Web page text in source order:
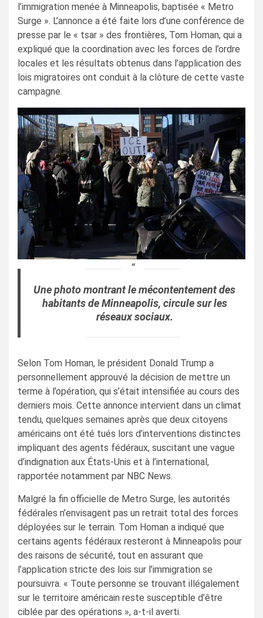
l’immigration menée à Minneapolis, baptisée « Metro
Surge ». L’annonce a été faite lors d’une conférence de
presse par le « tsar » des frontières, Tom Homan, qui a
expliqué que la coordination avec les forces de l’ordre
locales et les résultats obtenus dans l’application des
lois migratoires ont conduit à la clôture de cette vaste
campagne.
Une photo montrant le mécontentement des
habitants de Minneapolis, circule sur les
réseaux sociaux.
Selon Tom Homan, le président Donald Trump a
personnellement approuvé la décision de mettre un
terme à l’opération, qui s’était intensifiée au cours des
derniers mois. Cette annonce intervient dans un climat
tendu, quelques semaines après que deux citoyens
américains ont été tués lors d’interventions distinctes
impliquant des agents fédéraux, suscitant une vague
d’indignation aux États-Unis et à l’international,
rapportée notamment par NBC News.
Malgré la fin officielle de Metro Surge, les autorités
fédérales n’envisagent pas un retrait total des forces
déployées sur le terrain. Tom Homan a indiqué que
certains agents fédéraux resteront à Minneapolis pour
des raisons de sécurité, tout en assurant que
l’application stricte des lois sur l’immigration se
poursuivra. « Toute personne se trouvant illégalement
sur le territoire américain reste susceptible d’être
ciblée par des opérations », a-t-il averti.